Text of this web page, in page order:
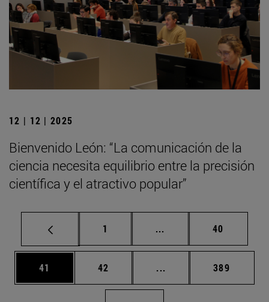
12 | 12 | 2025
Bienvenido León: “La comunicación de la
ciencia necesita equilibrio entre la precisión
científica y el atractivo popular”
Página
1 ... Páginas intermedias
Página
40
Página
41 Página
42 ... Páginas intermedias
Página
389